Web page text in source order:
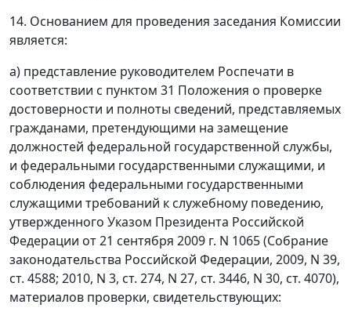
14. Основанием для проведения заседания Комиссии
является:
а) представление руководителем Роспечати в
соответствии с пунктом 31 Положения о проверке
достоверности и полноты сведений, представляемых
гражданами, претендующими на замещение
должностей федеральной государственной службы,
и федеральными государственными служащими, и
соблюдения федеральными государственными
служащими требований к служебному поведению,
утвержденного Указом Президента Российской
Федерации от 21 сентября 2009 г. N 1065 (Собрание
законодательства Российской Федерации, 2009, N 39,
ст. 4588; 2010, N 3, ст. 274, N 27, ст. 3446, N 30, ст. 4070),
материалов проверки, свидетельствующих: